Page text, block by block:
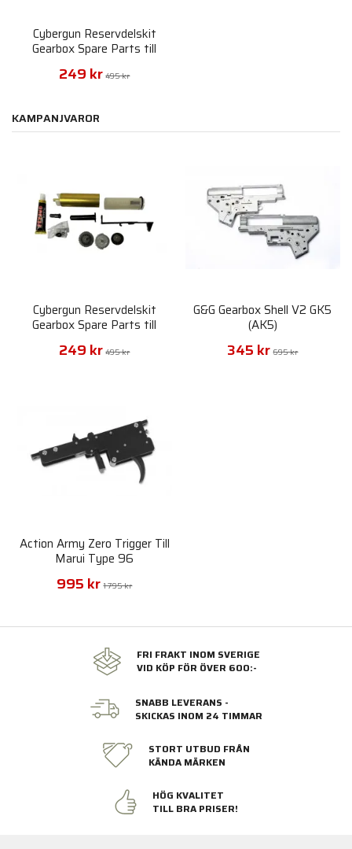
Cybergun Reservdelskit
Gearbox Spare Parts till
Marui
249 kr 495 kr
KAMPANJVAROR
Cybergun Reservdelskit
Gearbox Spare Parts till
Marui
249 kr 495 kr
G&G Gearbox Shell V2 GK5
(AK5)
345 kr 695 kr
Action Army Zero Trigger Till
Marui Type 96
995 kr 1 795 kr
FRI FRAKT INOM SVERIGE
VID KÖP FÖR ÖVER 600:-
SNABB LEVERANS -
SKICKAS INOM 24 TIMMAR
STORT UTBUD FRÅN
KÄNDA MÄRKEN
HÖG KVALITET
TILL BRA PRISER!